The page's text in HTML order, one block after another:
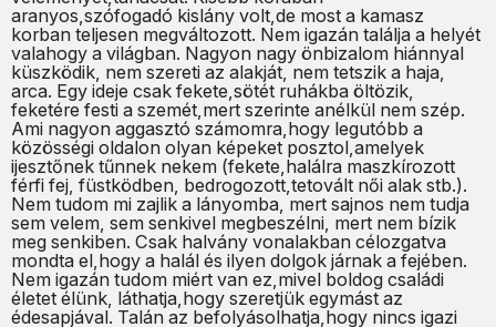
aranyos,szófogadó kislány volt,de most a kamasz
korban teljesen megváltozott. Nem igazán találja a helyét
valahogy a világban. Nagyon nagy önbizalom hiánnyal
küszködik, nem szereti az alakját, nem tetszik a haja,
arca. Egy ideje csak fekete,sötét ruhákba öltözik,
feketére festi a szemét,mert szerinte anélkül nem szép.
Ami nagyon aggasztó számomra,hogy legutóbb a
közösségi oldalon olyan képeket posztol,amelyek
ijesztőnek tűnnek nekem (fekete,halálra maszkírozott
férfi fej, füstködben, bedrogozott,tetovált női alak stb.).
Nem tudom mi zajlik a lányomba, mert sajnos nem tudja
sem velem, sem senkivel megbeszélni, mert nem bízik
meg senkiben. Csak halvány vonalakban célozgatva
mondta el,hogy a halál és ilyen dolgok járnak a fejében.
Nem igazán tudom miért van ez,mivel boldog családi
életet élünk, láthatja,hogy szeretjük egymást az
édesapjával. Talán az befolyásolhatja,hogy nincs igazi